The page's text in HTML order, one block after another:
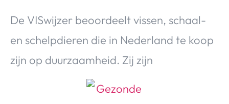
De VISwijzer beoordeelt vissen, schaal-
en schelpdieren die in Nederland te koop
zijn op duurzaamheid. Zij zijn